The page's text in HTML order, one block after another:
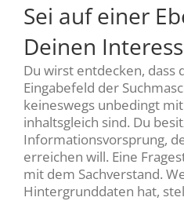
Sei auf einer
Deinen
Du wirst entdecken, dass
Eingabefeld der
keineswegs unbedingt
inhaltsgleich sind. Du
Informationsvorsprung,
erreichen will. Eine
mit dem Sachverstand.
Hintergrunddaten hat,